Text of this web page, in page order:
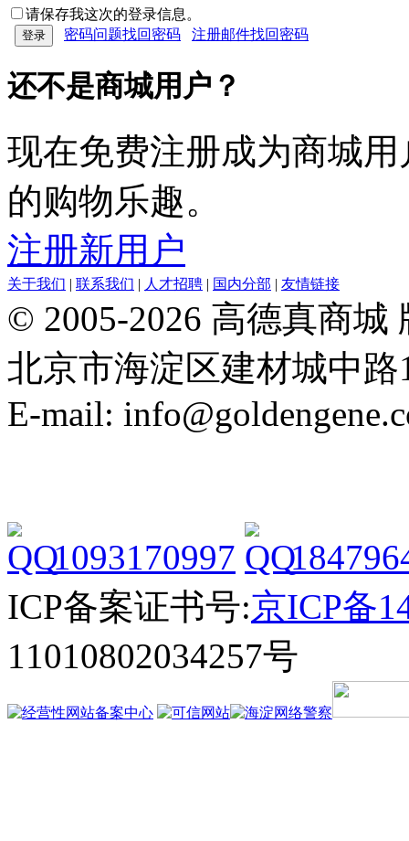
请保存我这次的登录信息。
密码问题找回密码
注册邮件找回密码
还不是商城用户？
现在免费注册成为商城
的购物乐趣。
注册新用户
关于我们 | 联系我们 | 人才招聘 | 国内分部 | 友情链接
© 2005-2026 高德真商
北京市海淀区建材城中路
E-mail:
1093170997
ICP备案证书号:京ICP备
11010802034257号